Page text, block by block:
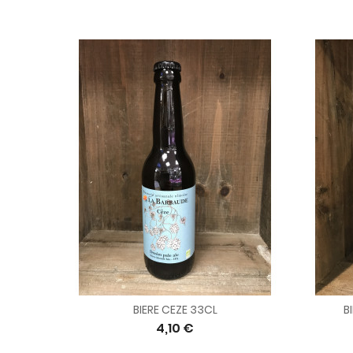
BIERE CEZE 33CL
4,10 €